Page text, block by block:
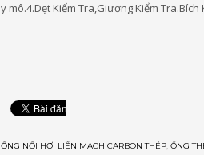
mô.4.Dẹt Kiểm Tra,Giương Kiểm
ỐNG NỒI HƠI LIỀN MẠCH CARBON THÉP, ỐNG